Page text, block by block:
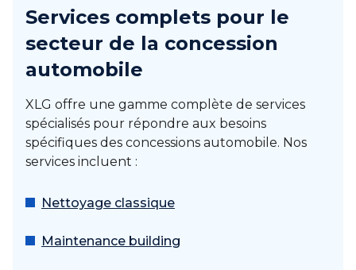
Services complets pour le
secteur de la concession
automobile
XLG offre une gamme complète de services
spécialisés pour répondre aux besoins
spécifiques des concessions automobile. Nos
services incluent :
Nettoyage classique
Maintenance building